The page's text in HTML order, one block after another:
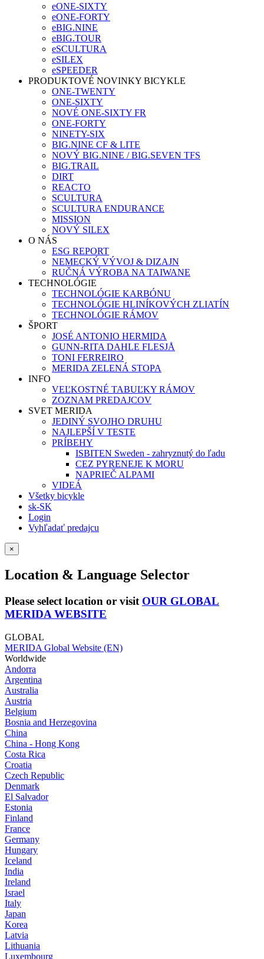
eONE-SIXTY
eONE-FORTY
eBIG.NINE
eBIG.TOUR
eSCULTURA
eSILEX
eSPEEDER
PRODUKTOVÉ NOVINKY BICYKLE
ONE-TWENTY
ONE-SIXTY
NOVÉ ONE-SIXTY FR
ONE-FORTY
NINETY-SIX
BIG.NINE CF & LITE
NOVÝ BIG.NINE / BIG.SEVEN TFS
BIG.TRAIL
DIRT
REACTO
SCULTURA
SCULTURA ENDURANCE
MISSION
NOVÝ SILEX
O NÁS
ESG REPORT
NEMECKÝ VÝVOJ & DIZAJN
RUČNÁ VÝROBA NA TAIWANE
TECHNOLÓGIE
TECHNOLÓGIE KARBÓNU
TECHNOLÓGIE HLINÍKOVÝCH ZLIATÍN
TECHNOLÓGIE RÁMOV
ŠPORT
JOSÉ ANTONIO HERMIDA
GUNN-RITA DAHLE FLESJÅ
TONI FERREIRO
MERIDA ZELENÁ STOPA
INFO
VEĽKOSTNÉ TABUĽKY RÁMOV
ZOZNAM PREDAJCOV
SVET MERIDA
JEDINÝ SVOJHO DRUHU
NAJLEPŠÍ V TESTE
PRÍBEHY
ISBITEN Sweden - zahryznutý do ľadu
CEZ PYRENEJE K MORU
NAPRIEČ ALPAMI
VIDEÁ
Všetky bicykle
sk-SK
Login
Vyhľadať predajcu
×
Location & Language Selector
Please select location or visit OUR GLOBAL
MERIDA WEBSITE
GLOBAL
MERIDA Global Website (EN)
Worldwide
Andorra
Argentina
Australia
Austria
Belgium
Bosnia and Herzegovina
China
China - Hong Kong
Costa Rica
Croatia
Czech Republic
Denmark
El Salvador
Estonia
Finland
France
Germany
Hungary
Iceland
India
Ireland
Israel
Italy
Japan
Korea
Latvia
Lithuania
Luxembourg